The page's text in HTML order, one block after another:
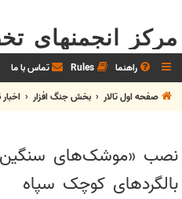
مرکز انجمنهای
راهنما Rules تماس با ما
صفحه اول تالار
بخش جنگ افزار
نصب «موشک‌های
بالگردهای کوچک سپاه